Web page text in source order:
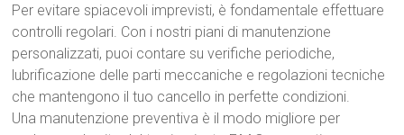
Per evitare spiacevoli imprevisti, è fondamentale effettuare
controlli regolari. Con i nostri piani di manutenzione
personalizzati, puoi contare su verifiche periodiche,
lubrificazione delle parti meccaniche e regolazioni tecniche
che mantengono il tuo cancello in perfette condizioni.
Una manutenzione preventiva è il modo migliore per